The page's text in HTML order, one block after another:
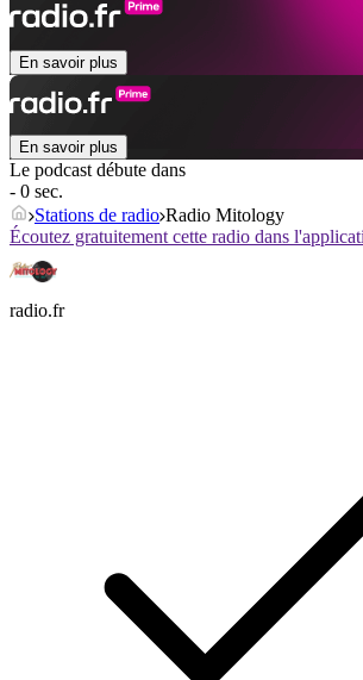
En savoir plus
En savoir plus
Le podcast débute dans
- 0 sec.
Stations de radio Radio Mitology
Écoutez gratuitement cette radio dans
radio.fr